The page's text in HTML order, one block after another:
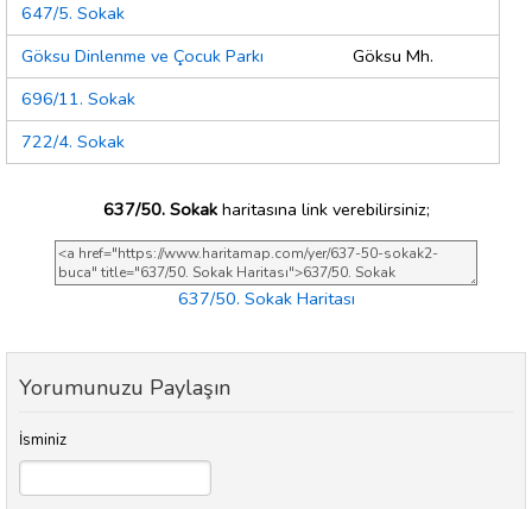
647/5. Sokak
Göksu Dinlenme ve Çocuk Parkı
Göksu Mh.
696/11. Sokak
722/4. Sokak
637/50. Sokakharitasına link verebilirsiniz;
637/50. Sokak Haritası
Yorumunuzu Paylaşın
İsminiz